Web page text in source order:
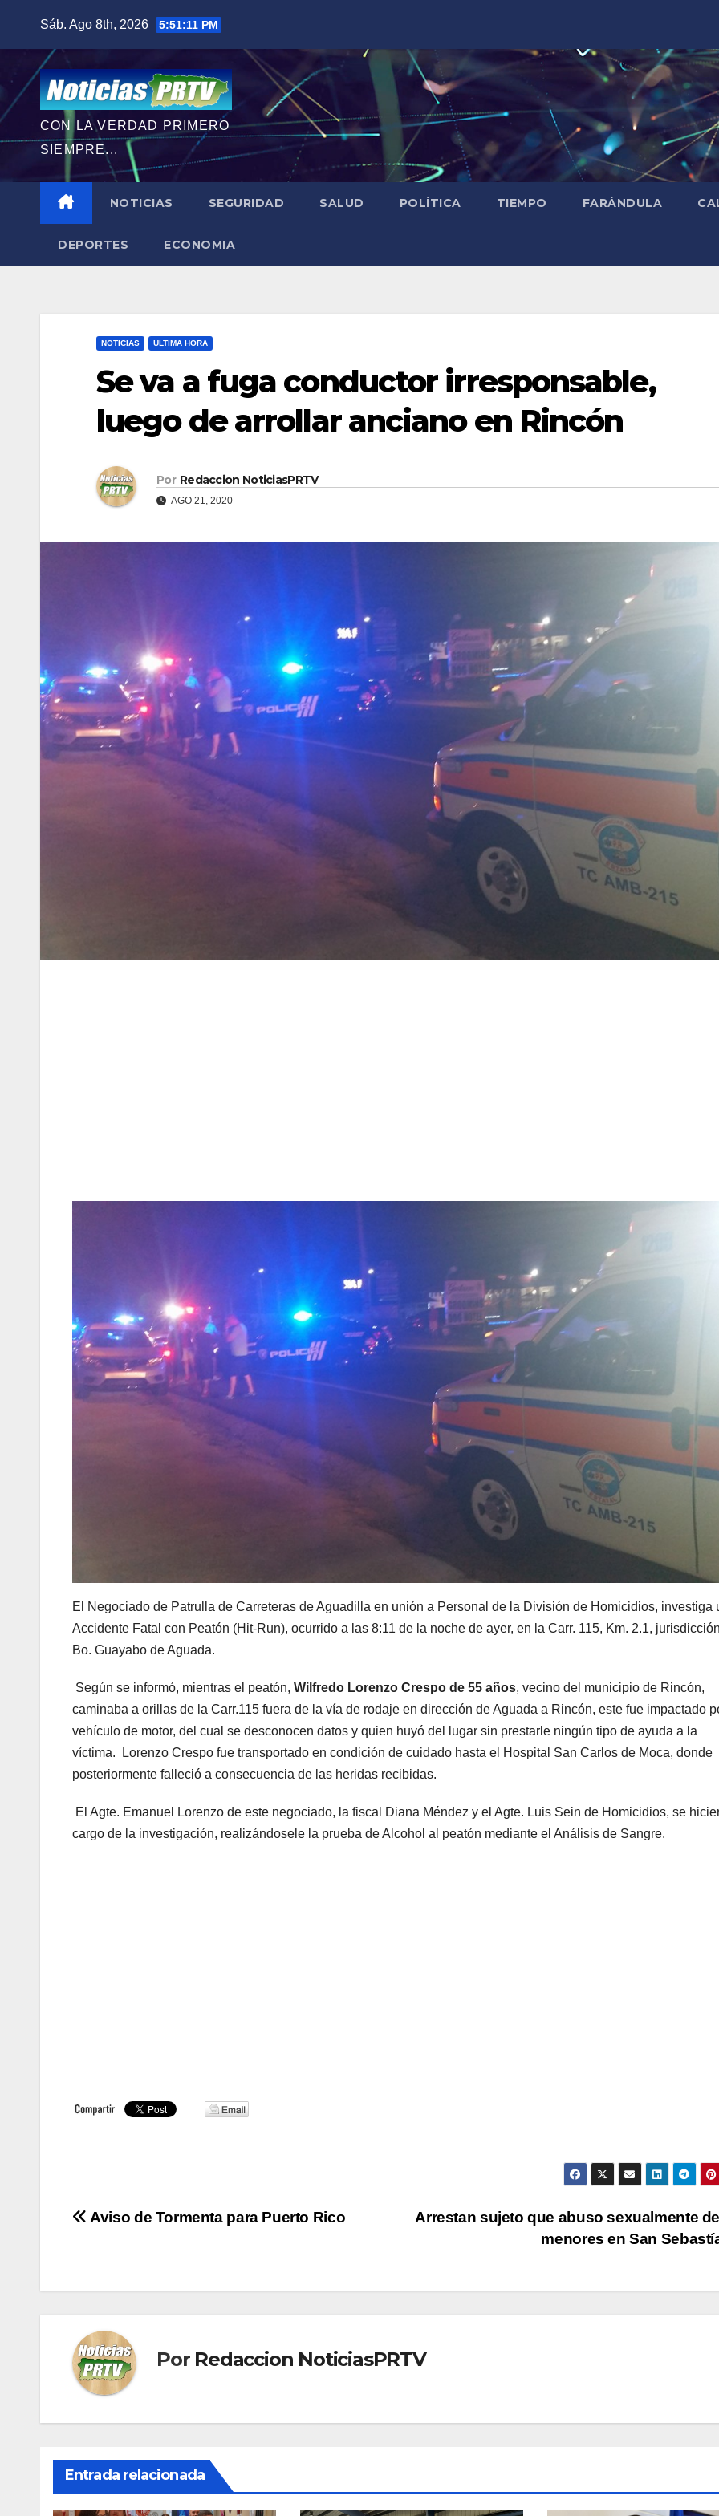
contenido
Sáb. Ago 8th, 2026 5:51:13 PM
CON LA VERDAD PRIMERO
SIEMPRE...
NOTICIAS SEGURIDAD SALUD POLÍTICA TIEMPO FARÁNDULA
DEPORTES ECONOMIA
NOTICIAS ULTIMA HORA
Se va a fuga conductor irresponsable,
luego de arrollar anciano en Rincón
Por Redaccion NoticiasPRTV
AGO 21, 2020
El Negociado de Patrulla de Carreteras de Aguadilla en unión a Personal de la División de Homicidios, investiga
Accidente Fatal con Peatón (Hit-Run), ocurrido a las 8:11 de la noche de ayer, en la Carr. 115, Km. 2.1,
Bo. Guayabo de Aguada.
Según se informó, mientras el peatón, Wilfredo Lorenzo Crespo de 55 años, vecino del municipio de Rincón,
caminaba a orillas de la Carr.115 fuera de la vía de rodaje en dirección de Aguada a Rincón, este fue impactado
vehículo de motor, del cual se desconocen datos y quien huyó del lugar sin prestarle ningún tipo de ayuda a la
víctima. Lorenzo Crespo fue transportado en condición de cuidado hasta el Hospital San Carlos de Moca, donde
posteriormente falleció a consecuencia de las heridas recibidas.
El Agte. Emanuel Lorenzo de este negociado, la fiscal Diana Méndez y el Agte. Luis Sein de Homicidios, se
cargo de la investigación, realizándosele la prueba de Alcohol al peatón mediante el Análisis de Sangre.
Navegación
entradas
Arrestan sujeto que abuso sexualmente
menores en San
Aviso de Tormenta para Puerto Rico
Por Redaccion NoticiasPRTV
Entrada relacionada